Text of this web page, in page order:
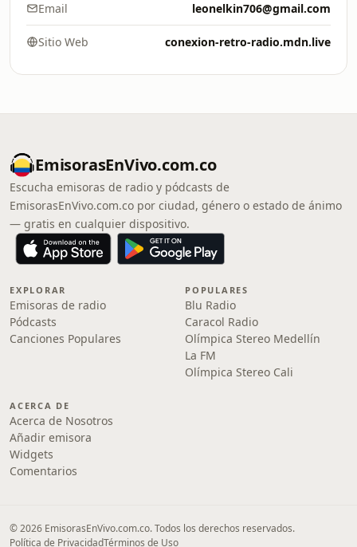
Email leonelkin706@gmail.com
Sitio Web conexion-retro-radio.mdn.live
EmisorasEnVivo.com.co
Escucha emisoras de radio y pódcasts de
EmisorasEnVivo.com.co por ciudad, género o estado de ánimo
— gratis en cualquier dispositivo.
EXPLORAR
Emisoras de radio
Pódcasts
Canciones Populares
POPULARES
Blu Radio
Caracol Radio
Olímpica Stereo Medellín
La FM
Olímpica Stereo Cali
ACERCA DE
Acerca de Nosotros
Añadir emisora
Widgets
Comentarios
© 2026 EmisorasEnVivo.com.co. Todos los derechos reservados.
Política de PrivacidadTérminos de Uso